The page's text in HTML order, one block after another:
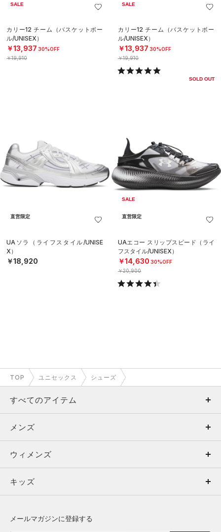
SALE
カリー12 チーム（バスケットボー
ル/UNISEX）
￥13,937 30%OFF
￥19,910
SALE
カリー12 チーム（バスケットボー
ル/UNISEX）
￥13,937 30%OFF
￥19,910
SOLD OUT
直営限定
UAソラ（ライフスタイル/UNISE
X）
￥18,920
SALE
直営限定
UAエコー スリップスピード（ライ
フスタイル/UNISEX）
￥14,630 30%OFF
￥20,900
TOP ユニセックス シューズ
すべてのアイテム
メンズ
ウィメンズ
キッズ
メンズ
トップス
ボトムス
ウィメンズ
トップス
キッズ
メールマガジンに登録する